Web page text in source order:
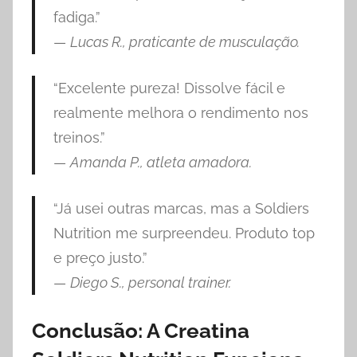
fadiga.”
— Lucas R., praticante de musculação.
“Excelente pureza! Dissolve fácil e
realmente melhora o rendimento nos
treinos.”
— Amanda P., atleta amadora.
“Já usei outras marcas, mas a Soldiers
Nutrition me surpreendeu. Produto top
e preço justo.”
— Diego S., personal trainer.
Conclusão: A Creatina